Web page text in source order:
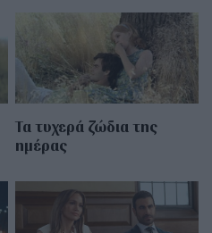
Τα τυχερά ζώδια της
ημέρας